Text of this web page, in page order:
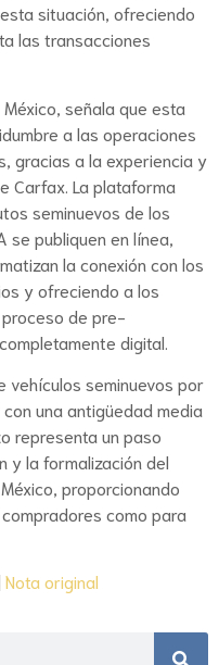
situación, ofreciendo
las transacciones
señala que esta
a las operaciones
gracias a la experiencia y
Carfax. La plataforma
seminuevos de los
publiquen en línea,
la conexión con los
y ofreciendo a los
de pre-
digital.
vehículos seminuevos por
una antigüedad media
representa un paso
y la formalización del
proporcionando
como para
Nota original